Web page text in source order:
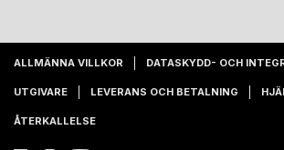
ALLMÄNNA VILLKOR DATASKYDD- OCH
UTGIVARE LEVERANS OCH BETALNING
ÅTERKALLELSE